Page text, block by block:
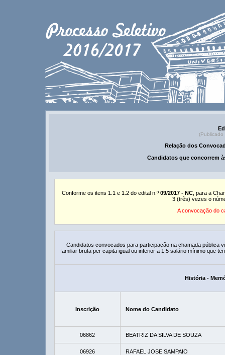
(Publicado
Relação dos
Candidatos que concorrem
Conforme os itens 1.1 e 1.2 do edital n.º 09/2017 - NC , para a
3 (três) vezes o
A convocação do
Candidatos convocados para participação na chamada pública
familiar bruta per capita igual ou inferior a 1,5 salário mínimo que
História -
Inscrição Nome do Candidato
06862 BEATRIZ DA SILVA DE SOUZA
06926 RAFAEL JOSE SAMPAIO